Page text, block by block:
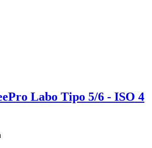
Labo Tipo 5/6 - ISO 4